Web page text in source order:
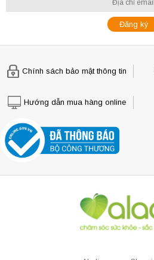
Chính sách bảo mật thông tin
Hướng dẫn mua hàng online